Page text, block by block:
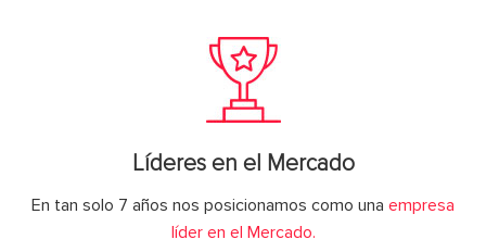
Líderes en el Mercado
En tan solo 7 años nos posicionamos como una empresa
líder en el Mercado.